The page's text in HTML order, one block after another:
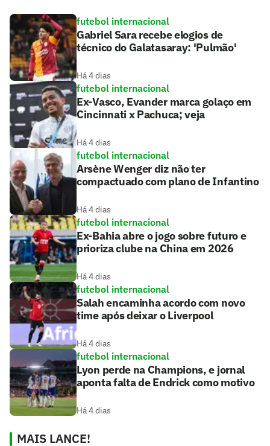
futebol internacional
Gabriel Sara recebe elogios de
técnico do Galatasaray: 'Pulmão'
Há 4 dias
futebol internacional
Ex-Vasco, Evander marca golaço em
Cincinnati x Pachuca; veja
Há 4 dias
futebol internacional
Arsène Wenger diz não ter
compactuado com plano de Infantino
Há 4 dias
futebol internacional
Ex-Bahia abre o jogo sobre futuro e
prioriza clube na China em 2026
Há 4 dias
futebol internacional
Salah encaminha acordo com novo
time após deixar o Liverpool
Há 4 dias
futebol internacional
Lyon perde na Champions, e jornal
aponta falta de Endrick como motivo
Há 4 dias
MAIS LANCE!